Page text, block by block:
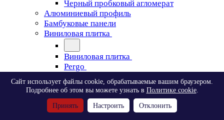
Черный пробковый агломерат
Алюминиевый профиль
Бамбуковые панели
Виниловая плитка
Виниловая плитка
Pergo
Pergo
Classic Plank Optimum Glue
Modern Plank Optimum Glue
Сайт использует файлы cookie, обрабатываемые вашим браузером.
Подробнее об этом вы можете узнать в Политике cookie.
Принять Настроить Отклонить